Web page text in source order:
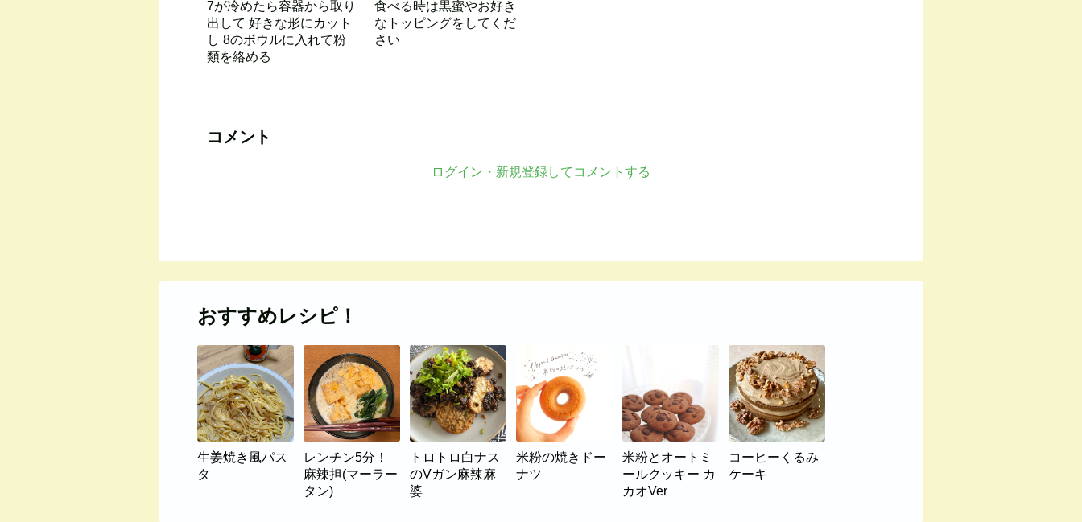
7が冷めたら容器から取り
出して 好きな形にカット
し 8のボウルに入れて粉
類を絡める
食べる時は黒蜜やお好き
なトッピングをしてくだ
さい
コメント
ログイン・新規登録してコメントする
おすすめレシピ！
生姜焼き風パス
タ
レンチン5分！
麻辣担(マーラー
タン)
トロトロ白ナス
のVガン麻辣麻
婆
米粉の焼きドー
ナツ
米粉とオートミ
ールクッキー カ
カオVer
コーヒーくるみ
ケーキ